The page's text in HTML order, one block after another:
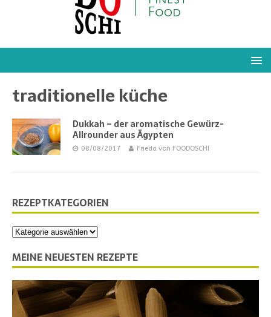
traditionelle küche
Dukkah – der aromatische Gewürz-
Allrounder aus Ägypten
08/08/2017 Frieda von FOODOSCHI
REZEPTKATEGORIEN
MEINE NEUESTEN REZEPTE